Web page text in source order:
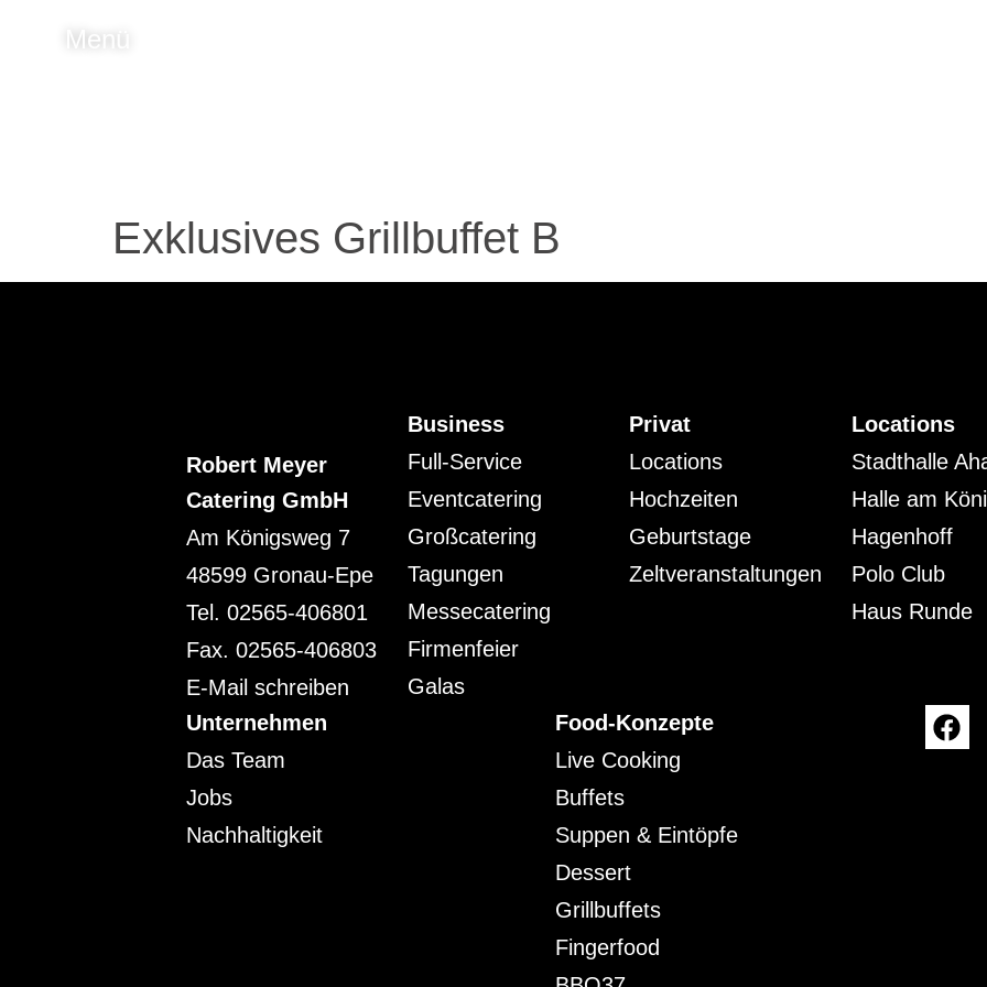
Menü
Exklusives Grillbuffet B
Robert Meyer
Catering GmbH
Am Königsweg 7
48599 Gronau-Epe
Tel. 02565-406801
Fax. 02565-406803
E-Mail schreiben
Business
Full-Service
Eventcatering
Großcatering
Tagungen
Messecatering
Firmenfeier
Galas
Privat
Locations
Hochzeiten
Geburtstage
Zeltveranstaltungen
Locations
Stadthalle
Halle am
Hagenhoff
Polo Club
Haus Runde
Unternehmen
Das Team
Jobs
Nachhaltigkeit
Food-Konzepte
Live Cooking
Buffets
Suppen & Eintöpfe
Dessert
Grillbuffets
Fingerfood